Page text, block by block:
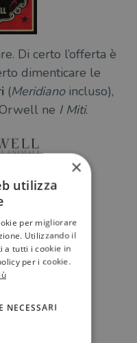
Di certo l’offerta è
dimenticare le
(Meridianoincluso),
ne I Miti.
×
utilizza
per migliorare
Utilizzando il
a tutti i cookie in
per i cookie.
NECESSARI